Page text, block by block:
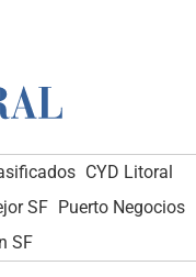
CYD Litoral
SF Puerto Negocios
SF